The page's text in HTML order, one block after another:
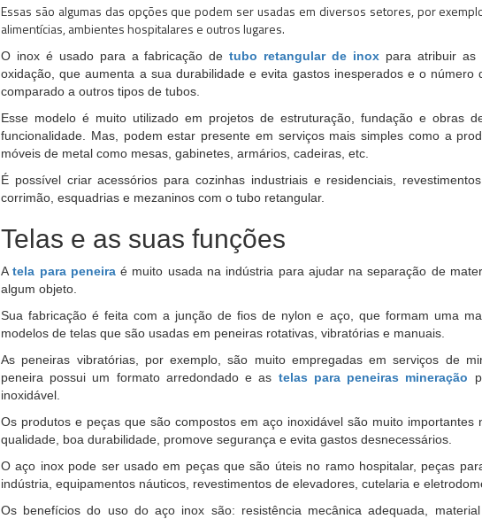
Essas são algumas das opções que podem ser usadas em diversos setores, por
alimentícias, ambientes hospitalares e outros lugares.
O inox é usado para a fabricação de tubo retangular de inox para atribuir as
oxidação, que aumenta a sua durabilidade e evita gastos inesperados e o número
comparado a outros tipos de tubos.
Esse modelo é muito utilizado em projetos de estruturação, fundação e obras
funcionalidade. Mas, podem estar presente em serviços mais simples como a
móveis de metal como mesas, gabinetes, armários, cadeiras, etc.
É possível criar acessórios para cozinhas industriais e residenciais,
corrimão, esquadrias e mezaninos com o tubo retangular.
Telas e as suas funções
Atela para peneiraé muito usada na indústria para ajudar na separação de
algum objeto.
Sua fabricação é feita com a junção de fios de nylon e aço, que formam uma
modelos de telas que são usadas em peneiras rotativas, vibratórias e manuais.
As peneiras vibratórias, por exemplo, são muito empregadas em serviços de
peneira possui um formato arredondado e as telas para peneiras mineração
inoxidável.
Os produtos e peças que são compostos em aço inoxidável são muito
qualidade, boa durabilidade, promove segurança e evita gastos desnecessários.
O aço inox pode ser usado em peças que são úteis no ramo hospitalar, peças
indústria, equipamentos náuticos, revestimentos de elevadores, cutelaria e
Os benefícios do uso do aço inox são: resistência mecânica adequada,